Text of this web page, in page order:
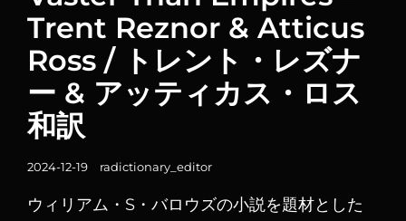
ゴ
ー
ク
Trent Reznor & Atticus
Ross / トレント・レズナ
ー & アッティカス・ロス
和訳
投
日
2024-12-19 radictionary_editor
ウィリアム・S・バロウズの小説を題材とした